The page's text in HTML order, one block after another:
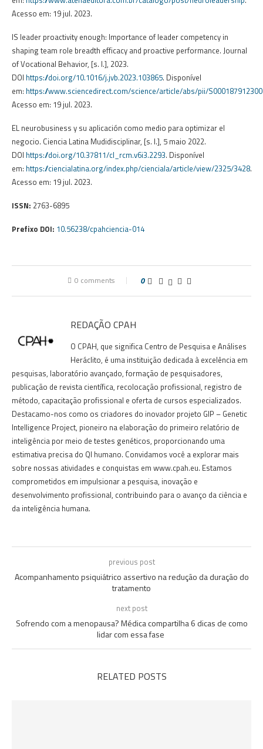
Acesso em: 19 jul. 2023.
IS leader proactivity enough: Importance of leader competency in
shaping team role breadth efficacy and proactive performance. Journal
of Vocational Behavior, [s. l.], 2023.
DOI https://doi.org/10.1016/j.jvb.2023.103865. Disponível
em: https://www.sciencedirect.com/science/article/abs/pii/
Acesso em: 19 jul. 2023.
EL neurobusiness y su aplicación como medio para optimizar el
negocio. Ciencia Latina Mudidisciplinar, [s. l.], 5 maio 2022.
DOI https://doi.org/10.37811/cl_rcm.v6i3.2293. Disponível
em: https://ciencialatina.org/index.php/cienciala/article/view/2325/3428.
Acesso em: 19 jul. 2023.
ISSN: 2763-6895
Prefixo DOI: 10.56238/cpahciencia-014
0 comments 0
REDAÇÃO CPAH
O CPAH, que significa Centro de Pesquisa e Análises
Heráclito, é uma instituição dedicada à excelência em
pesquisas, laboratório avançado, formação de pesquisadores,
publicação de revista científica, recolocação profissional, registro de
método, capacitação profissional e oferta de cursos especializados.
Destacamo-nos como os criadores do inovador projeto GIP – Genetic
Intelligence Project, pioneiro na elaboração do primeiro relatório de
inteligência por meio de testes genéticos, proporcionando uma
estimativa precisa do QI humano. Convidamos você a explorar mais
sobre nossas atividades e conquistas em www.cpah.eu. Estamos
comprometidos em impulsionar a pesquisa, inovação e
desenvolvimento profissional, contribuindo para o avanço da ciência e
da inteligência humana.
previous post
Acompanhamento psiquiátrico assertivo na redução da duração do
tratamento
next post
Sofrendo com a menopausa? Médica compartilha 6 dicas de como
lidar com essa fase
RELATED POSTS